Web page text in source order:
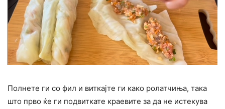
Полнете ги со фил и виткајте ги како ролатчиња, така
што прво ќе ги подвиткате краевите за да не истекува